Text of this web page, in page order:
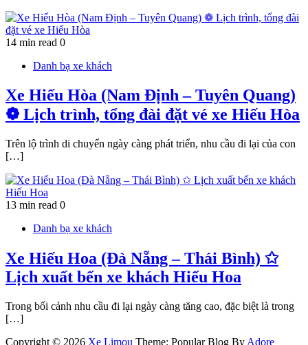
14 min read 0
Danh bạ xe khách
Xe Hiếu Hòa (Nam Định – Tuyên Quang)
❁ Lịch trình, tổng đài đặt vé xe Hiếu Hòa
Trên lộ trình di chuyển ngày càng phát triển, nhu cầu đi lại của con
[…]
13 min read 0
Danh bạ xe khách
Xe Hiếu Hoa (Đà Nẵng – Thái Bình) ✩
Lịch xuất bến xe khách Hiếu Hoa
Trong bối cảnh nhu cầu đi lại ngày càng tăng cao, đặc biệt là trong
[…]
Copyright © 2026 Xe Limou Theme: Popular Blog By Adore